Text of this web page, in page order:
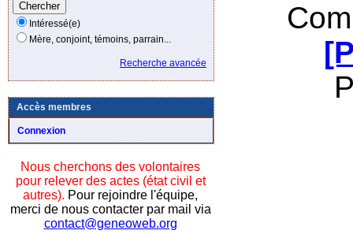
Intéressé(e)
Mère, conjoint, témoins, parrain...
Recherche avancée
Accès membres
Connexion
Nous cherchons des volontaires
pour relever des actes (état civil et
autres). Pour rejoindre l'équipe,
merci de nous contacter par mail via
contact@geneoweb.org